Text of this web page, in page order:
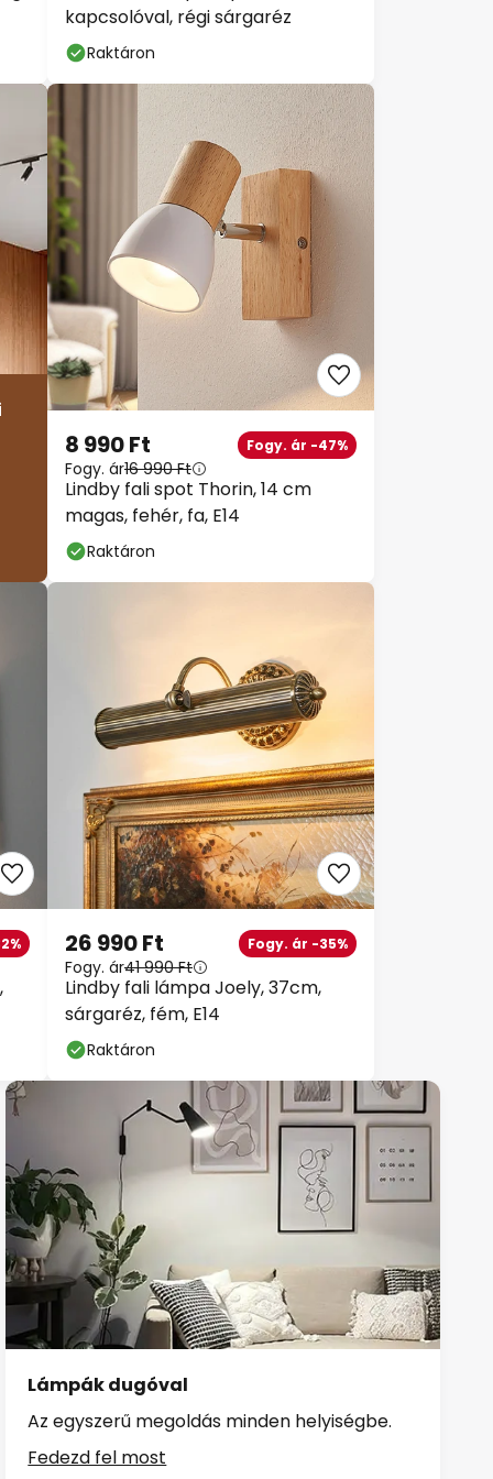
kapcsolóval, régi sárgaréz
Raktáron
Lindby fali spot Thorin, 14 cm
magas, fehér, fa, E14
8 990 Ft Fogy. ár -47%
Fogy. ár16 990 Ft
Raktáron
Lindby fali lámpa Joely, 37cm,
sárgaréz, fém, E14
26 990 Ft Fogy. ár -35%
Fogy. ár41 990 Ft
Az egyszerű megoldás minden helyiségbe.
Fedezd fel most